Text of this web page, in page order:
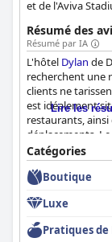
et de l'Aviva
Résumé des
Résumé par IA
L'hôtel Dylan de
recherchent une
clients ne
est idéalement
restaurants,
déplacements.
l'atmosphère de
l'objet de
comme étant
originale et
le personnel est
incroyablement
Lire les
Catégories
Boutique
Luxe
Pratiques